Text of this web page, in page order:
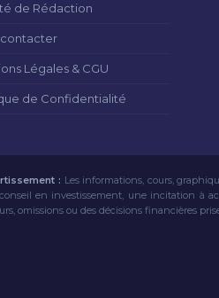
de Rédaction
contacter
Légales & CGU
de Confidentialité
: Les informations, cours,
en investissement, une incitation à
omissions ou des décisions financières